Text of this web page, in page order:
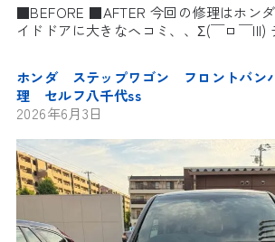
■BEFORE ■AFTER 今回の修理はホン
イドドアに大きなヘコミ、、Σ(￣ロ￣lll)
ホンダ ステップワゴン フロントバン
理 セルフ八千代ss
2026年6月3日